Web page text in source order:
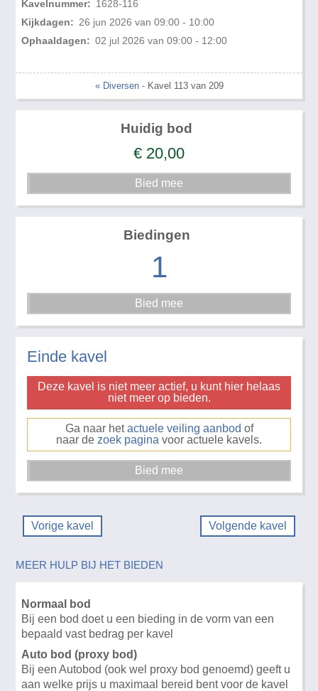
Kavelnummer: 1628-116
Kijkdagen: 26 jun 2026 van 09:00 - 10:00
Ophaaldagen: 02 jul 2026 van 09:00 - 12:00
« Diversen- Kavel 113 van 209
Huidig bod
€ 20,00
Biedingen
1
Einde kavel
Deze kavel is niet meer actief, u kunt hier helaas
niet meer op bieden.
Ga naar hetactuele veiling aanbod of
naar de zoek pagina voor actuele kavels.
Vorige kavel Volgende kavel
MEER HULP BIJ HET BIEDEN
Normaal bod
Bij een bod doet u een bieding in de vorm van een
bepaald vast bedrag per kavel
Auto bod (proxy bod)
Bij een Autobod (ook wel proxy bod genoemd) geeft u
aan welke prijs u maximaal bereid bent voor de kavel